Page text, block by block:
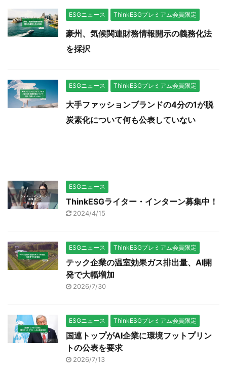
ESGニュース ThinkESGプレミアム会員限定
豪州、気候関連財務情報開示の義務化法
を採択
ESGニュース ThinkESGプレミアム会員限定
大手ファッションブランドの4分の1が脱
炭素化について何も公表していない
ESGニュース
ThinkESGライター・インターン募集中！
2024/4/15
ESGニュース ThinkESGプレミアム会員限定
テック企業の温室効果ガス排出量、AI開
発で大幅増加
2026/7/30
ESGニュース ThinkESGプレミアム会員限定
国連トップがAI企業に環境フットプリン
トの公表を要求
2026/7/13